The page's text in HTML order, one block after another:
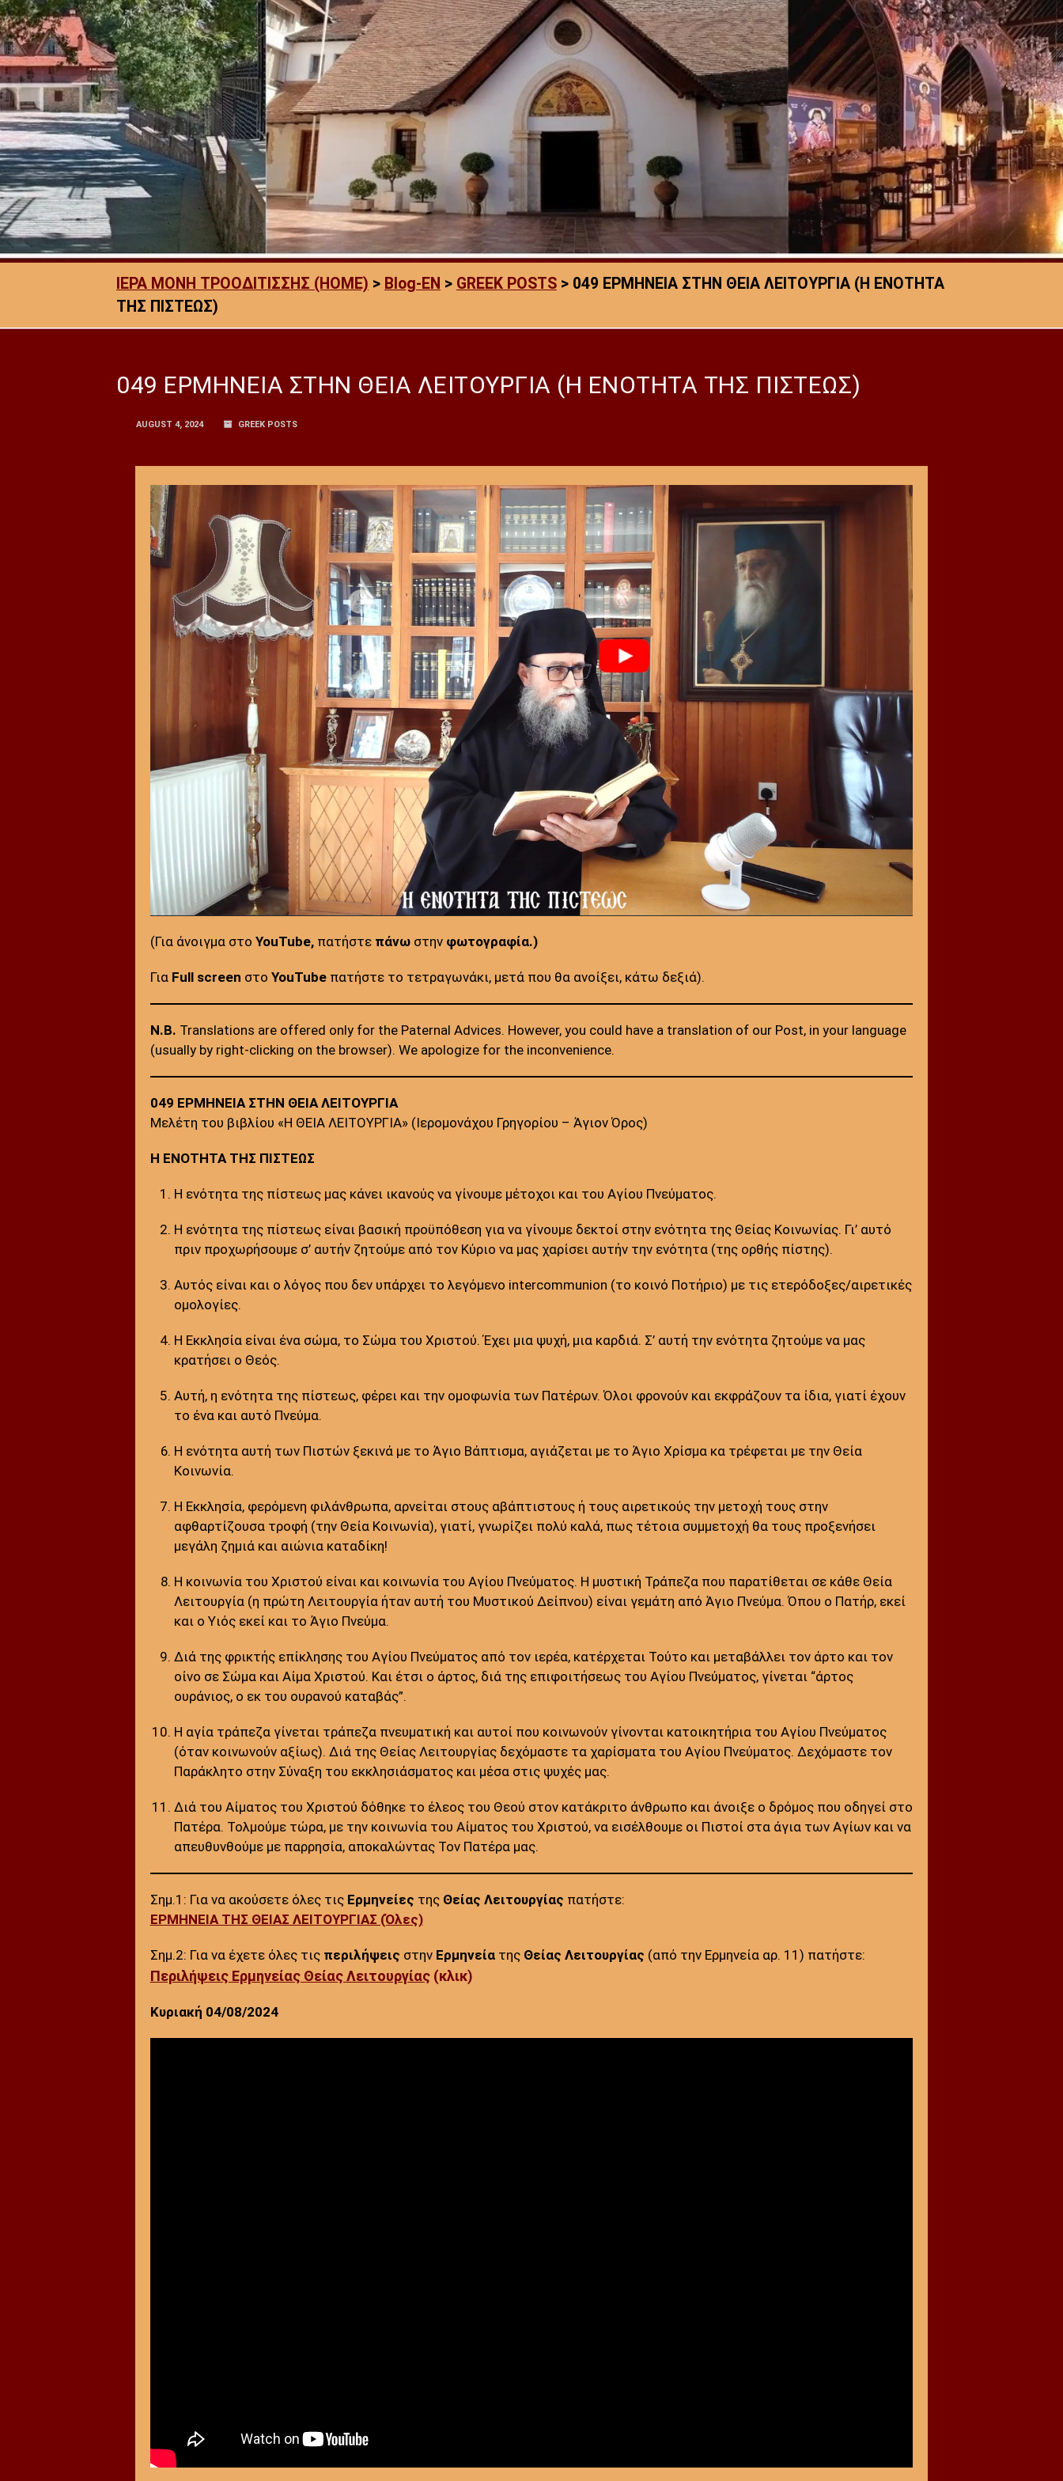
ΙΕΡΑ ΜΟΝΗ ΤΡΟΟΔΙΤΙΣΣΗΣ (HOME) > Blog-EN > GREEK POSTS > 049 ΕΡΜΗΝΕΙΑ ΣΤΗΝ ΘΕΙΑ ΛΕΙΤΟΥΡΓΙΑ (Η ΕΝΟΤΗΤΑ
ΤΗΣ ΠΙΣΤΕΩΣ)
049 ΕΡΜΗΝΕΙΑ ΣΤΗΝ ΘΕΙΑ ΛΕΙΤΟΥΡΓΙΑ (Η ΕΝΟΤΗΤΑ ΤΗΣ ΠΙΣΤΕΩΣ)
AUGUST 4, 2024 GREEK POSTS
(Για άνοιγμα στο YouTube,πατήστε πάνω στην φωτογραφία.)
Για Full screen στο YouTubeπατήστε το τετραγωνάκι, μετά που θα ανοίξει, κάτω δεξιά).
N.B. Translations are offered only for the Paternal Advices. However, you could have a translation of our Post, in your language
(usually by right-clicking on the browser). We apologize for the inconvenience.
049 ΕΡΜΗΝΕΙΑ ΣΤΗΝ ΘΕΙΑ ΛΕΙΤΟΥΡΓΙΑ
Μελέτη του βιβλίου «Η ΘΕΙΑ ΛΕΙΤΟΥΡΓΙΑ» (Ιερομονάχου Γρηγορίου – Άγιον Όρος)
Η ΕΝΟΤΗΤΑ ΤΗΣ ΠΙΣΤΕΩΣ
Η ενότητα της πίστεως μας κάνει ικανούς να γίνουμε μέτοχοι και του Αγίου Πνεύματος.
Η ενότητα της πίστεως είναι βασική προϋπόθεση για να γίνουμε δεκτοί στην ενότητα της Θείας Κοινωνίας. Γι’ αυτό
πριν προχωρήσουμε σ’ αυτήν ζητούμε από τον Κύριο να μας χαρίσει αυτήν την ενότητα (της ορθής πίστης).
Αυτός είναι και ο λόγος που δεν υπάρχει το λεγόμενο intercommunion (το κοινό Ποτήριο) με τις ετερόδοξες/αιρετικές
ομολογίες.
Η Εκκλησία είναι ένα σώμα, το Σώμα του Χριστού. Έχει μια ψυχή, μια καρδιά. Σ’ αυτή την ενότητα ζητούμε να μας
κρατήσει ο Θεός.
Αυτή, η ενότητα της πίστεως, φέρει και την ομοφωνία των Πατέρων. Όλοι φρονούν και εκφράζουν τα ίδια, γιατί έχουν
το ένα και αυτό Πνεύμα.
Η ενότητα αυτή των Πιστών ξεκινά με το Άγιο Βάπτισμα, αγιάζεται με το Άγιο Χρίσμα κα τρέφεται με την Θεία
Κοινωνία.
Η Εκκλησία, φερόμενη φιλάνθρωπα, αρνείται στους αβάπτιστους ή τους αιρετικούς την μετοχή τους στην
αφθαρτίζουσα τροφή (την Θεία Κοινωνία), γιατί, γνωρίζει πολύ καλά, πως τέτοια συμμετοχή θα τους προξενήσει
μεγάλη ζημιά και αιώνια καταδίκη!
Η κοινωνία του Χριστού είναι και κοινωνία του Αγίου Πνεύματος. Η μυστική Τράπεζα που παρατίθεται σε κάθε Θεία
Λειτουργία (η πρώτη Λειτουργία ήταν αυτή του Μυστικού Δείπνου) είναι γεμάτη από Άγιο Πνεύμα. Όπου ο Πατήρ, εκεί
και ο Υιός εκεί και το Άγιο Πνεύμα.
Διά της φρικτής επίκλησης του Αγίου Πνεύματος από τον ιερέα, κατέρχεται Τούτο και μεταβάλλει τον άρτο και τον
οίνο σε Σώμα και Αίμα Χριστού. Και έτσι ο άρτος, διά της επιφοιτήσεως του Αγίου Πνεύματος, γίνεται “άρτος
ουράνιος, ο εκ του ουρανού καταβάς”.
Η αγία τράπεζα γίνεται τράπεζα πνευματική και αυτοί που κοινωνούν γίνονται κατοικητήρια του Αγίου Πνεύματος
(όταν κοινωνούν αξίως). Διά της Θείας Λειτουργίας δεχόμαστε τα χαρίσματα του Αγίου Πνεύματος. Δεχόμαστε τον
Παράκλητο στην Σύναξη του εκκλησιάσματος και μέσα στις ψυχές μας.
Διά του Αίματος του Χριστού δόθηκε το έλεος του Θεού στον κατάκριτο άνθρωπο και άνοιξε ο δρόμος που οδηγεί στο
Πατέρα. Τολμούμε τώρα, με την κοινωνία του Αίματος του Χριστού, να εισέλθουμε οι Πιστοί στα άγια των Αγίων και να
απευθυνθούμε με παρρησία, αποκαλώντας Τον Πατέρα μας.
Σημ.1: Για να ακούσετε όλες τις Ερμηνείες της Θείας Λειτουργίας πατήστε:
ΕΡΜΗΝΕΙΑ ΤΗΣ ΘΕΙΑΣ ΛΕΙΤΟΥΡΓΙΑΣ (Όλες)
Σημ.2: Για να έχετε όλες τις περιλήψεις στην Ερμηνεία της Θείας Λειτουργίας (από την Ερμηνεία αρ. 11) πατήστε:
Περιλήψεις Ερμηνείας Θείας Λειτουργίας(κλικ)
Κυριακή 04/08/2024